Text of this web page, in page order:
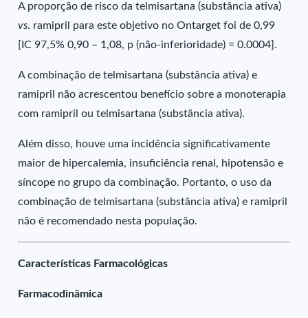
A proporção de risco da telmisartana (substância ativa)
vs. ramipril para este objetivo no Ontarget foi de 0,99
[IC 97,5% 0,90 – 1,08, p (não-inferioridade) = 0.0004].
A combinação de telmisartana (substância ativa) e
ramipril não acrescentou benefício sobre a monoterapia
com ramipril ou telmisartana (substância ativa).
Além disso, houve uma incidência significativamente
maior de hipercalemia, insuficiência renal, hipotensão e
síncope no grupo da combinação. Portanto, o uso da
combinação de telmisartana (substância ativa) e ramipril
não é recomendado nesta população.
Características Farmacológicas
Farmacodinâmica